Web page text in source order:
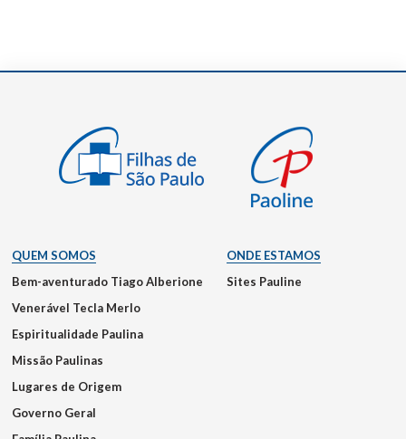
QUEM SOMOS
Bem-aventurado Tiago Alberione
Venerável Tecla Merlo
Espiritualidade Paulina
Missão Paulinas
Lugares de Origem
Governo Geral
ONDE ESTAMOS
Sites Pauline